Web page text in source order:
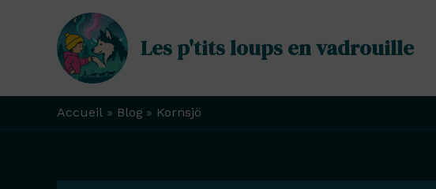
Les p'tits loups en vadrouille
Accueil Blog Kornsjö